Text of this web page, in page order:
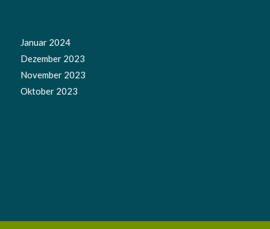
Januar 2024
Dezember 2023
November 2023
Oktober 2023